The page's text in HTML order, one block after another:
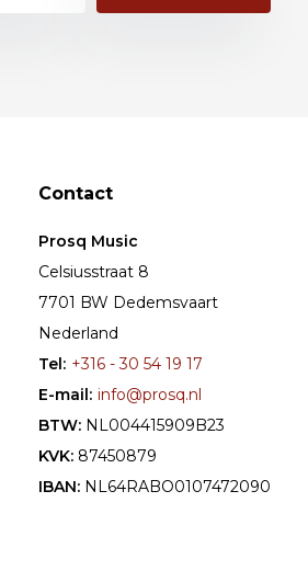
Contact
Prosq Music
Celsiusstraat 8
7701 BW Dedemsvaart
Nederland
Tel: +316 - 30 54 19 17
E-mail: info@prosq.nl
BTW: NL004415909B23
KVK: 87450879
IBAN: NL64RABO0107472090